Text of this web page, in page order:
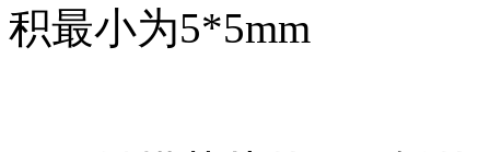
积最小为5*5mm